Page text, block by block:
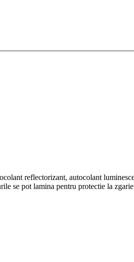
reflectorizant, autocolant
se pot lamina pentru protectie la